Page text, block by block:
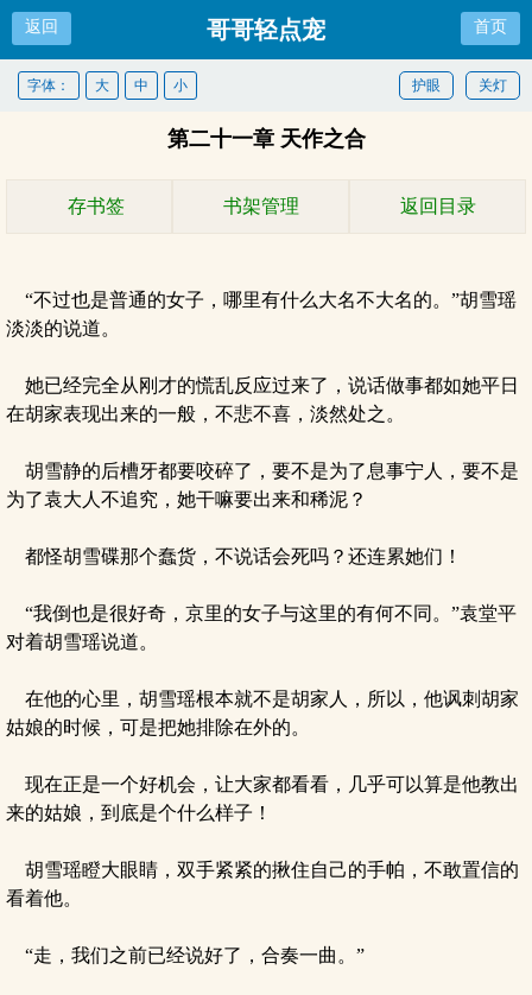
返回 哥哥轻点宠 首页
关灯
护眼
字体： 大 中 小
第二十一章 天作之合
存书签 书架管理 返回目录
“不过也是普通的女子，哪里有什么大名不大名的。”胡雪瑶
淡淡的说道。
她已经完全从刚才的慌乱反应过来了，说话做事都如她平日
在胡家表现出来的一般，不悲不喜，淡然处之。
胡雪静的后槽牙都要咬碎了，要不是为了息事宁人，要不是
为了袁大人不追究，她干嘛要出来和稀泥？
都怪胡雪碟那个蠢货，不说话会死吗？还连累她们！
“我倒也是很好奇，京里的女子与这里的有何不同。”袁堂平
对着胡雪瑶说道。
在他的心里，胡雪瑶根本就不是胡家人，所以，他讽刺胡家
姑娘的时候，可是把她排除在外的。
现在正是一个好机会，让大家都看看，几乎可以算是他教出
来的姑娘，到底是个什么样子！
胡雪瑶瞪大眼睛，双手紧紧的揪住自己的手帕，不敢置信的
看着他。
“走，我们之前已经说好了，合奏一曲。”